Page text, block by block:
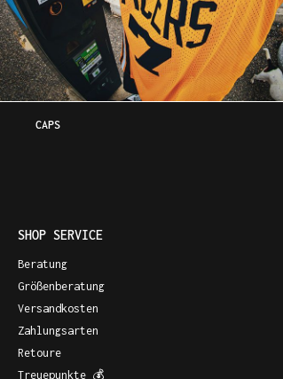
CAPS
SHOP SERVICE
Beratung
Größenberatung
Versandkosten
Zahlungsarten
Retoure
Treuepunkte 💰